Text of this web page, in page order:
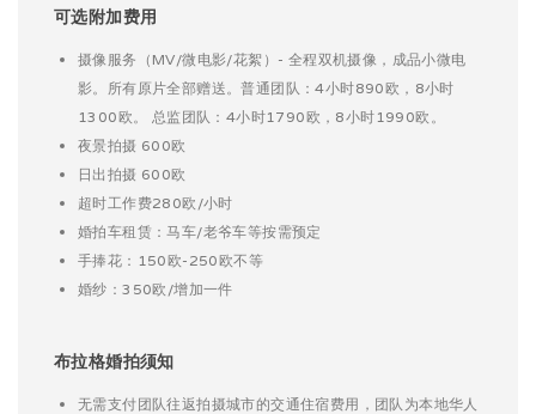
可选附加费用
摄像服务（MV/微电影/花絮）- 全程双机摄像，成品小微电
影。所有原片全部赠送。普通团队：4小时890欧，8小时
1300欧。 总监团队：4小时1790欧，8小时1990欧。
夜景拍摄 600欧
日出拍摄 600欧
超时工作费280欧/小时
婚拍车租赁：马车/老爷车等按需预定
手捧花：150欧-250欧不等
婚纱：350欧/增加一件
布拉格婚拍须知
无需支付团队往返拍摄城市的交通住宿费用，团队为本地华人